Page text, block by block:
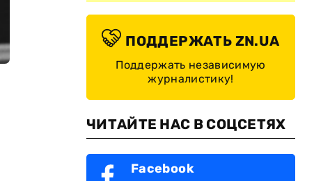
ПОДДЕРЖАТЬ ZN.UA
Поддержать независимую
журналистику!
ЧИТАЙТЕ НАС В СОЦСЕТЯХ
Facebook